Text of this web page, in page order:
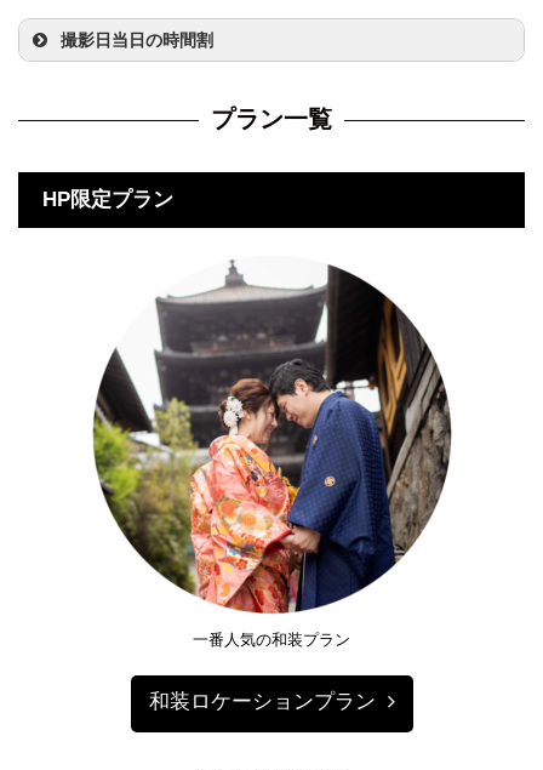
step
2
撮影日当日の時間割
プラン一覧
HP限定プラン
一番人気の和装プラン
和装ロケーションプラン